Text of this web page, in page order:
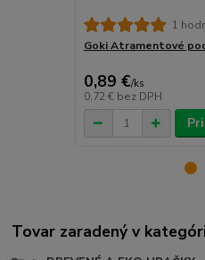
1
Goki Atramentové
0,89 €/ks
0,72 € bez DPH
Tovar zaradený v